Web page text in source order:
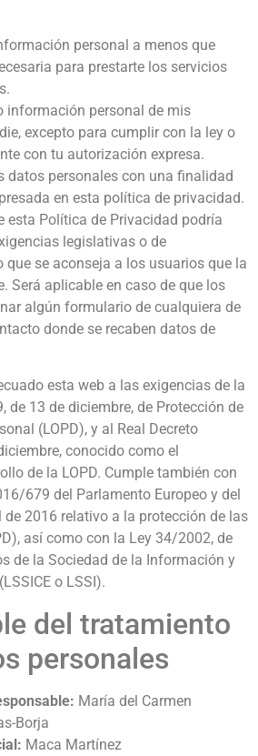
personal a menos que
para prestarte los servicios
información personal de mis
excepto para cumplir con la ley o
con tu autorización expresa.
datos personales con una finalidad
en esta política de privacidad.
esta Política de Privacidad podría
legislativas o de
que se aconseja a los usuarios que la
Será aplicable en caso de que los
algún formulario de cualquiera de
donde se recaben datos de
esta web a las exigencias de la
de 13 de diciembre, de Protección de
(LOPD), y al Real Decreto
conocido como el
de la LOPD. Cumple también con
679 del Parlamento Europeo y del
de 2016 relativo a la protección de las
así como con la Ley 34/2002, de
de la Sociedad de la Información y
o LSSI).
del tratamiento
personales
María del Carmen
Borja
Maca Martínez